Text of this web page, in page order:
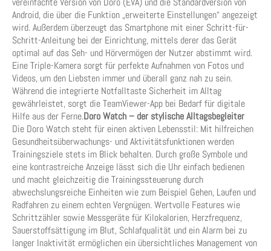
Android, die über die Funktion „erweiterte Einstellungen“ angezeigt
wird. Außerdem überzeugt das Smartphone mit einer Schritt-für-
Schritt-Anleitung bei der Einrichtung, mittels derer das Gerät
optimal auf das Seh- und Hörvermögen der Nutzer abstimmt wird.
Eine Triple-Kamera sorgt für perfekte Aufnahmen von Fotos und
Videos, um den Liebsten immer und überall ganz nah zu sein.
Während die integrierte Notfalltaste Sicherheit im Alltag
gewährleistet, sorgt die TeamViewer-App bei Bedarf für digitale
Hilfe aus der Ferne.Doro Watch – der stylische Alltagsbegleiter
Die Doro Watch steht für einen aktiven Lebensstil: Mit hilfreichen
Gesundheitsüberwachungs- und Aktivitätsfunktionen werden
Trainingsziele stets im Blick behalten. Durch große Symbole und
eine kontrastreiche Anzeige lässt sich die Uhr einfach bedienen
und macht gleichzeitig die Trainingssteuerung durch
abwechslungsreiche Einheiten wie zum Beispiel Gehen, Laufen und
Radfahren zu einem echten Vergnügen. Wertvolle Features wie
Schrittzähler sowie Messgeräte für Kilokalorien, Herzfrequenz,
Sauerstoffsättigung im Blut, Schlafqualität und ein Alarm bei zu
langer Inaktivität ermöglichen ein übersichtliches Management von